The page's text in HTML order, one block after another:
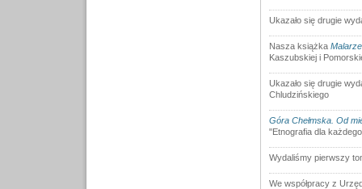
Ukazało się drugie
Nasza książka
Kaszubskiej i
Ukazało się drugie
Chludzińskiego
Góra Chełmska. Od
"Etnografia dla
Wydaliśmy pierwszy
We współpracy z